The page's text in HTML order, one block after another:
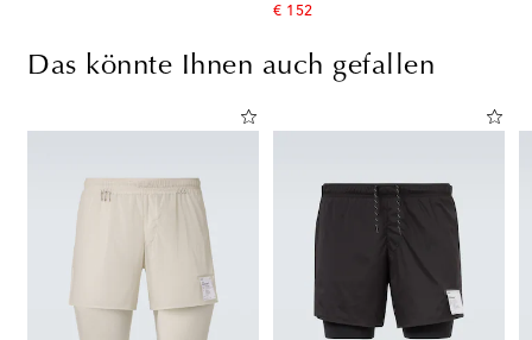
€ 152
original price
Das könnte Ihnen auch gefallen